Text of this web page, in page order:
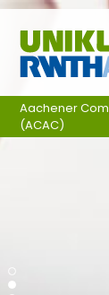
Ga naar
Aachener
(ACAC)